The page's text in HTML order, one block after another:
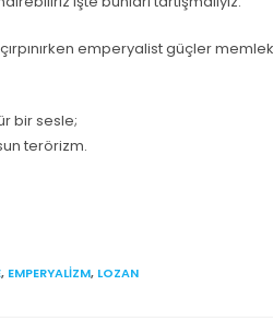
çırpınırken emperyalist güçler
bir sesle;
terörizm.
, EMPERYALIZM, LOZAN